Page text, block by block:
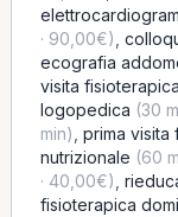
· 90,00€)
ecografia
visita fisioterapica
logopedica (30
min) prima visita
nutrizionale (60
· 40,00€)
fisioterapica